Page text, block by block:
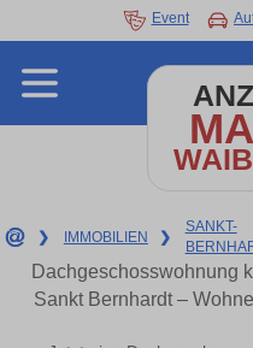
Event
❯ IMMOBILIEN ❯
SANKT-
Dachgeschosswohnung
Sankt Bernhardt –